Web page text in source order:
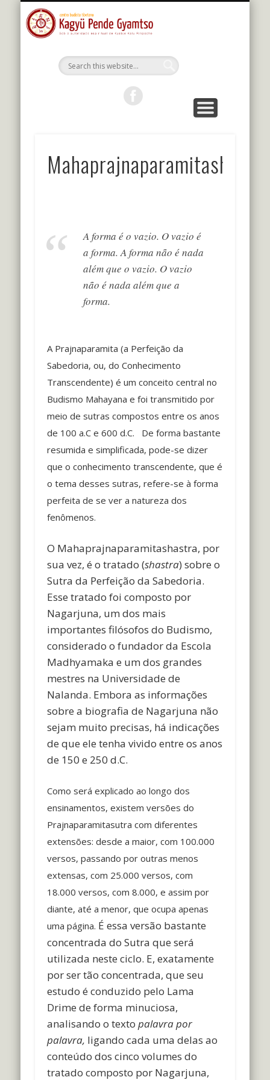
PORTUGUÊS
A forma é o vazio. O vazio é
a forma. A forma não é nada
além que o vazio. O vazio
não é nada além que a
forma.
A Prajnaparamita (a Perfeição da
Sabedoria, ou, do Conhecimento
Transcendente) é um conceito central no
Budismo Mahayana e foi transmitido por
meio de sutras compostos entre os anos
de 100 a.C e 600 d.C. De forma bastante
resumida e simplificada, pode-se dizer
que o conhecimento transcendente, que é
o tema desses sutras, refere-se à forma
perfeita de se ver a natureza dos
fenômenos.
O Mahaprajnaparamitashastra, por
sua vez, é o tratado (shastra) sobre o
Sutra da Perfeição da Sabedoria.
Esse tratado foi composto por
Nagarjuna, um dos mais
importantes filósofos do Budismo,
considerado o fundador da Escola
Madhyamaka e um dos grandes
mestres na Universidade de
Nalanda. Embora as informações
sobre a biografia de Nagarjuna não
sejam muito precisas, há indicações
de que ele tenha vivido entre os anos
de 150 e 250 d.C.
Como será explicado ao longo dos
ensinamentos, existem versões do
Prajnaparamitasutra com diferentes
extensões: desde a maior, com 100.000
versos, passando por outras menos
extensas, com 25.000 versos, com
18.000 versos, com 8.000, e assim por
diante, até a menor, que ocupa apenas
uma página. É essa versão bastante
concentrada do Sutra que será
utilizada neste ciclo. E, exatamente
por ser tão concentrada, que seu
estudo é conduzido pelo Lama
Drime de forma minuciosa,
analisando o textopalavra por
palavra, ligando cada uma delas ao
conteúdo dos cinco volumes do
tratado composto por Nagarjuna,